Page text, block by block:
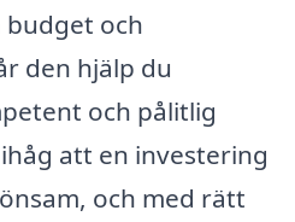
och
den hjälp du
och pålitlig
att en investering
och med rätt